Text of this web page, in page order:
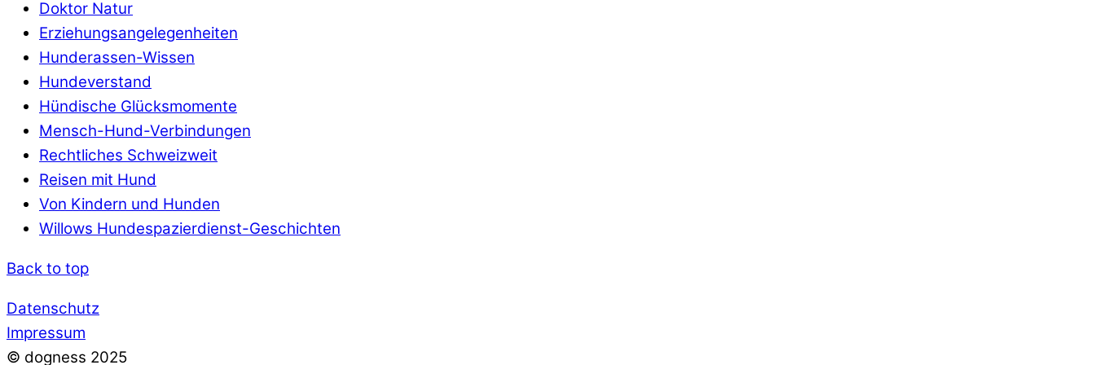
Doktor Natur
Erziehungsangelegenheiten
Hunderassen-Wissen
Hundeverstand
Hündische Glücksmomente
Mensch-Hund-Verbindungen
Rechtliches Schweizweit
Reisen mit Hund
Von Kindern und Hunden
Willows Hundespazierdienst-Geschichten
Back to top
Datenschutz
Impressum
© dogness 2025